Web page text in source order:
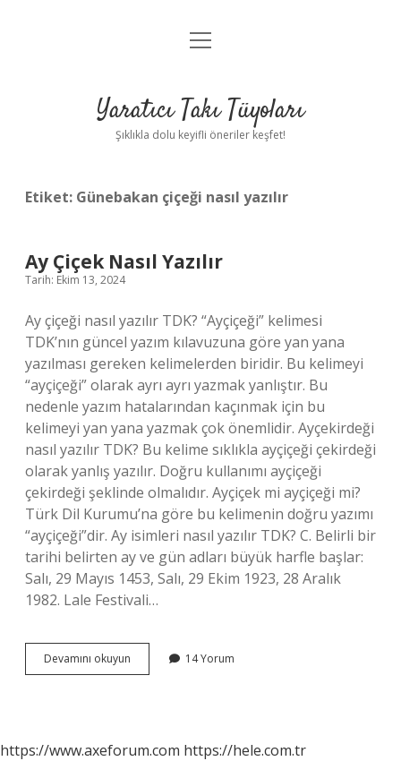
Anasayfa
Yasal Uyarı
menüyü
Yaratıcı Takı Tüyoları
Şıklıkla dolu keyifli öneriler keşfet!
Etiket: Günebakan çiçeği nasıl yazılır
Ay Çiçek Nasıl Yazılır
Tarih: Ekim 13, 2024
Ay çiçeği nasıl yazılır TDK? “Ayçiçeği” kelimesi
TDK’nın güncel yazım kılavuzuna göre yan yana
yazılması gereken kelimelerden biridir. Bu kelimeyi
“ayçiçeği” olarak ayrı ayrı yazmak yanlıştır. Bu
nedenle yazım hatalarından kaçınmak için bu
kelimeyi yan yana yazmak çok önemlidir. Ayçekirdeği
nasıl yazılır TDK? Bu kelime sıklıkla ayçiçeği çekirdeği
olarak yanlış yazılır. Doğru kullanımı ayçiçeği
çekirdeği şeklinde olmalıdır. Ayçiçek mi ayçiçeği mi?
Türk Dil Kurumu’na göre bu kelimenin doğru yazımı
“ayçiçeği”dir. Ay isimleri nasıl yazılır TDK? C. Belirli bir
tarihi belirten ay ve gün adları büyük harfle başlar:
Salı, 29 Mayıs 1453, Salı, 29 Ekim 1923, 28 Aralık
1982. Lale Festivali…
Devamını okuyun
Çiçek
14 Yorum
https://www.axeforum.com https://hele.com.tr